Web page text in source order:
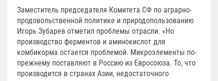
Заместитель председателя Комитета СФ по аграрно-
продовольственной политике и природопользованию
Игорь Зубарев отметил проблемы отрасли. «Но
производство ферментов и аминокислот для
комбикорма остается проблемой. Микроэлементы по-
прежнему поставляют в Россию из Евросоюза. То, что
производится в странах Азии, недостаточного